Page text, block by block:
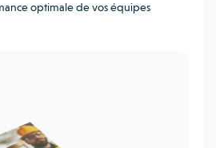
optimale de vos équipes